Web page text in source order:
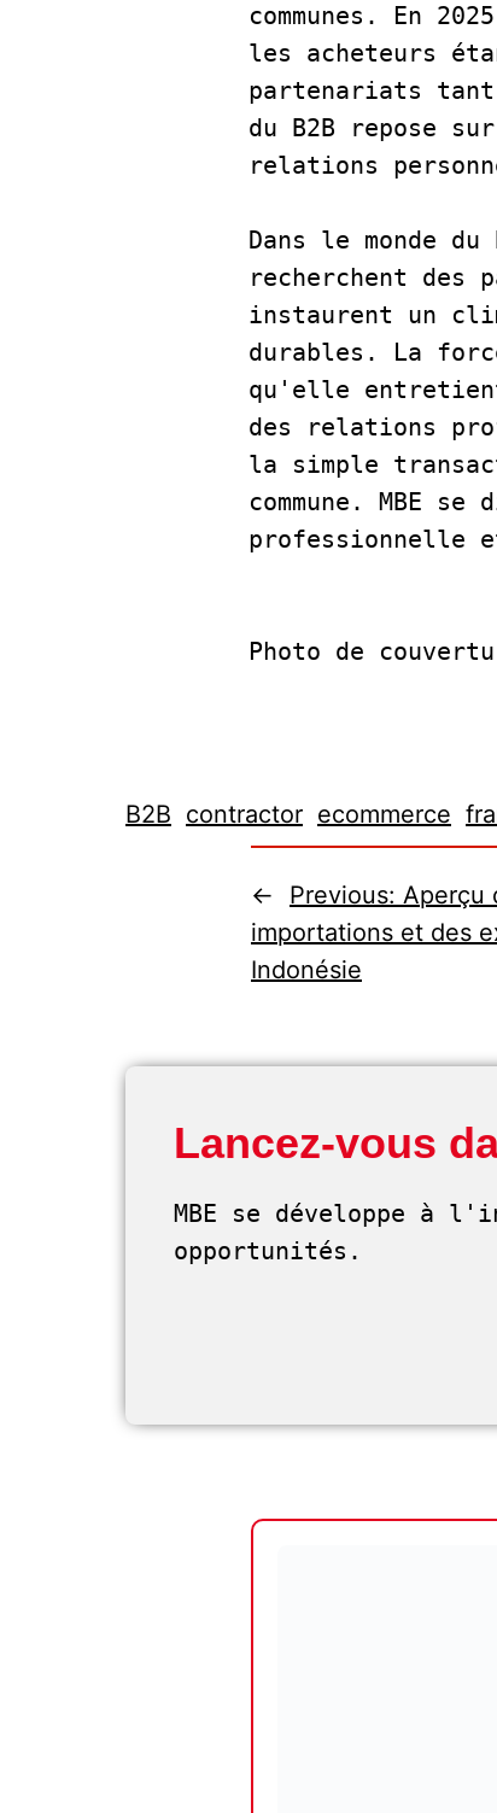
communes. En
les acheteurs
partenariats
du B2B repose
relations
Dans le monde
recherchent des
instaurent un
durables. La
qu'elle
des relations
la simple
commune. MBE
professionnelle
Photo de
B2B contractor ecommerce
← Previous: Aperçu
importations et des
Indonésie
Lancez-vous
MBE se développe à
opportunités.